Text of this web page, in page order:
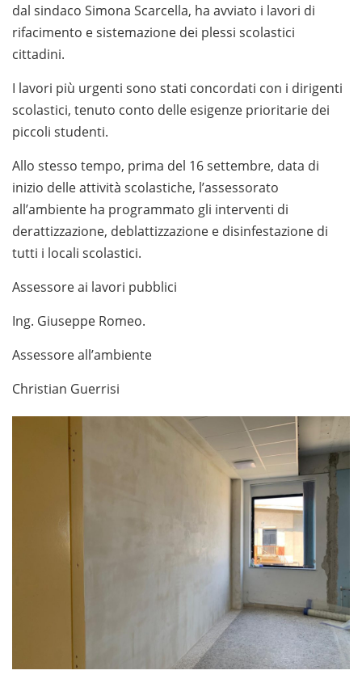
dal sindaco Simona Scarcella, ha avviato i lavori di
rifacimento e sistemazione dei plessi scolastici
cittadini.
I lavori più urgenti sono stati concordati con i dirigenti
scolastici, tenuto conto delle esigenze prioritarie dei
piccoli studenti.
Allo stesso tempo, prima del 16 settembre, data di
inizio delle attività scolastiche, l’assessorato
all’ambiente ha programmato gli interventi di
derattizzazione, deblattizzazione e disinfestazione di
tutti i locali scolastici.
Assessore ai lavori pubblici
Ing. Giuseppe Romeo.
Assessore all’ambiente
Christian Guerrisi